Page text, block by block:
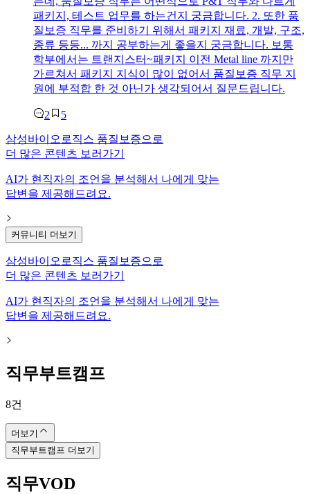
패키지, 테스트 업무를 하는건지 궁금합니다. 2. 또한 품
질보증 직무를 준비하기 위해서 패키지 재료, 개발, 구조,
종류 등등... 까지 공부하는게 좋을지 궁금합니다. 보통
학부에서는 트랜지스터~패키지 이전 Metal line 까지만
가르쳐서 패키지 지식이 많이 없어서 품질보증 직무 지
원에 부적합 한 것 아닌가 생각되어서 질문드립니다.
2 5
삼성바이오로직스 품질보증으로
더 많은 콘텐츠 보러가기
AI가 현직자의 조언을 분석해서 나에게 맞는
답변을 제공해드려요.
커뮤니티 더보기
삼성바이오로직스 품질보증으로
더 많은 콘텐츠 보러가기
AI가 현직자의 조언을 분석해서 나에게 맞는
답변을 제공해드려요.
직무부트캠프
8건
더보기
직무부트캠프 더보기
직무VOD